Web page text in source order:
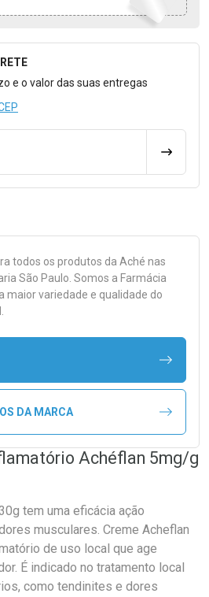
o Frete
e o valor das suas entregas
todos os produtos da Aché nas
São Paulo. Somos a Farmácia
maior variedade e qualidade do
DA MARCA
Achéflan 5mg/g
tem uma eficácia ação
musculares. Creme Acheflan
de uso local que age
É indicado no tratamento local
como tendinites e dores